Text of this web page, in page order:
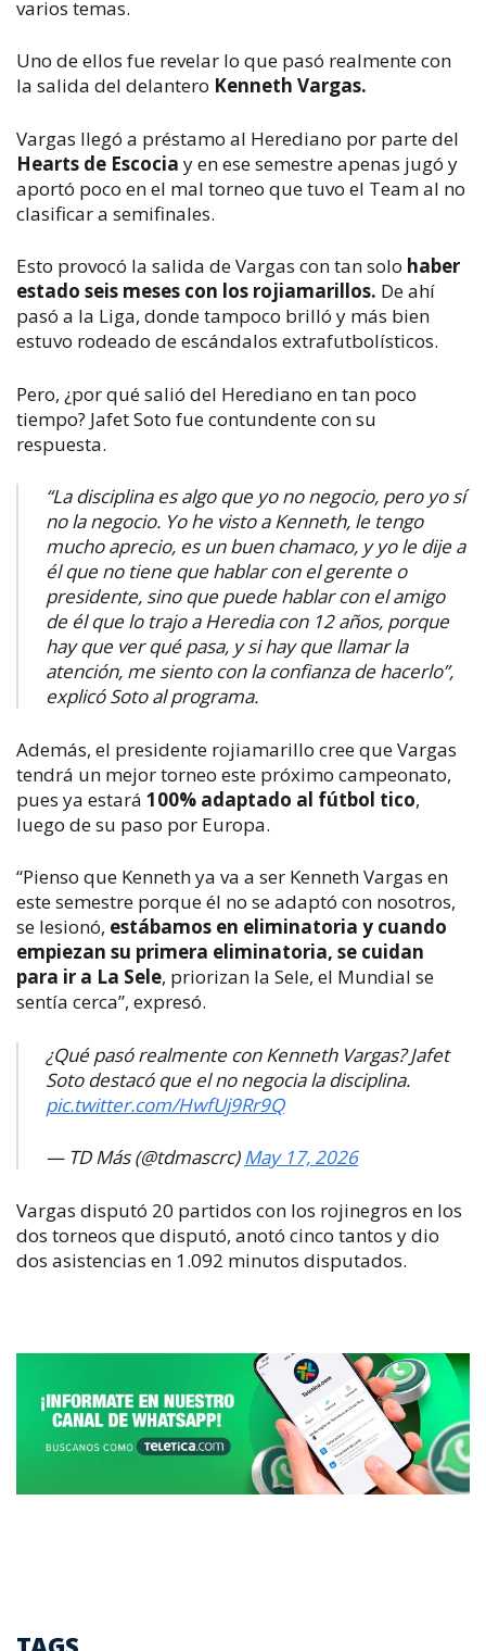
varios temas.
Uno de ellos fue revelar lo que pasó realmente con
la salida del delantero Kenneth Vargas.
Vargas llegó a préstamo al Herediano por parte del
Hearts de Escocia y en ese semestre apenas jugó y
aportó poco en el mal torneo que tuvo el Team al no
clasificar a semifinales.
Esto provocó la salida de Vargas con tan solo haber
estado seis meses con los rojiamarillos. De ahí
pasó a la Liga, donde tampoco brilló y más bien
estuvo rodeado de escándalos extrafutbolísticos.
Pero, ¿por qué salió del Herediano en tan poco
tiempo? Jafet Soto fue contundente con su
respuesta.
“La disciplina es algo que yo no negocio, pero yo sí
no la negocio. Yo he visto a Kenneth, le tengo
mucho aprecio, es un buen chamaco, y yo le dije a
él que no tiene que hablar con el gerente o
presidente, sino que puede hablar con el amigo
de él que lo trajo a Heredia con 12 años, porque
hay que ver qué pasa, y si hay que llamar la
atención, me siento con la confianza de hacerlo”,
explicó Soto al programa.
Además, el presidente rojiamarillo cree que Vargas
tendrá un mejor torneo este próximo campeonato,
pues ya estará 100% adaptado al fútbol tico,
luego de su paso por Europa.
“Pienso que Kenneth ya va a ser Kenneth Vargas en
este semestre porque él no se adaptó con nosotros,
se lesionó, estábamos en eliminatoria y cuando
empiezan su primera eliminatoria, se cuidan
para ir a La Sele, priorizan la Sele, el Mundial se
sentía cerca”, expresó.
¿Qué pasó realmente con Kenneth Vargas? Jafet
Soto destacó que el no negocia la disciplina.
pic.twitter.com/HwfUj9Rr9Q
— TD Más (@tdmascrc)May 17, 2026
Vargas disputó 20 partidos con los rojinegros en los
dos torneos que disputó, anotó cinco tantos y dio
dos asistencias en 1.092 minutos disputados.